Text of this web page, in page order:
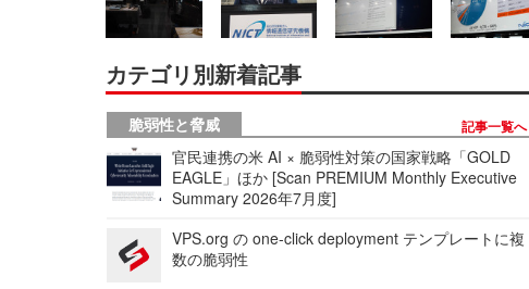
カテゴリ別新着記事
脆弱性と脅威 記事一覧へ
官民連携の米 AI × 脆弱性対策の国家戦略「GOLD
EAGLE」ほか [Scan PREMIUM Monthly Executive
Summary 2026年7月度]
VPS.org の one-click deployment テンプレートに複
数の脆弱性